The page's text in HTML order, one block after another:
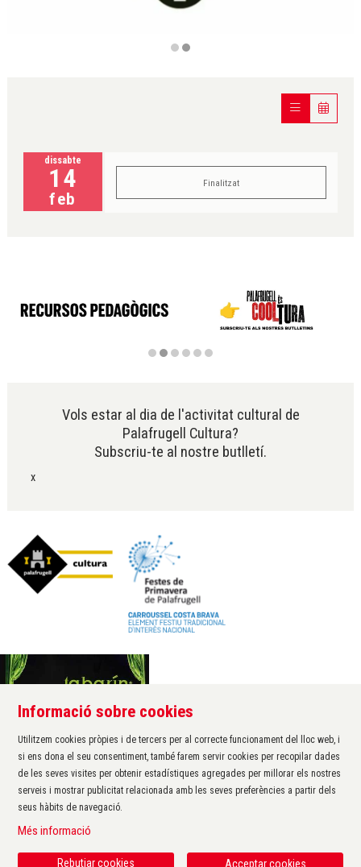
dissabte
14
feb
Finalitzat
Vols estar al dia de l'activitat cultural de
Palafrugell Cultura?
Subscriu-te al nostre butlletí.
x
Àrea de cultura de l'Ajuntament de Palafrugell
Carrer Santa Margarida, 1
17200 Palafrugell
972 611 172 · cultura@palafrugell.cat
Sitemap | Avís Legal
Protecció de dades
| Accessibilitat
Informació sobre cookies
Utilitzem cookies pròpies i de tercers per al correcte funcionament del lloc web, i
si ens dona el seu consentiment, també farem servir cookies per recopilar dades
de les seves visites per obtenir estadístiques agregades per millorar els nostres
serveis i mostrar publicitat relacionada amb les seves preferències a partir dels
seus hàbits de navegació.
Més informació
Acceptar cookies
Rebutjar cookies